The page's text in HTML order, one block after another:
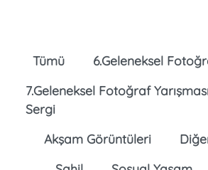
Tümü
6.Geleneksel
7.Geleneksel Fotoğraf
Sergi
Akşam Görüntüleri